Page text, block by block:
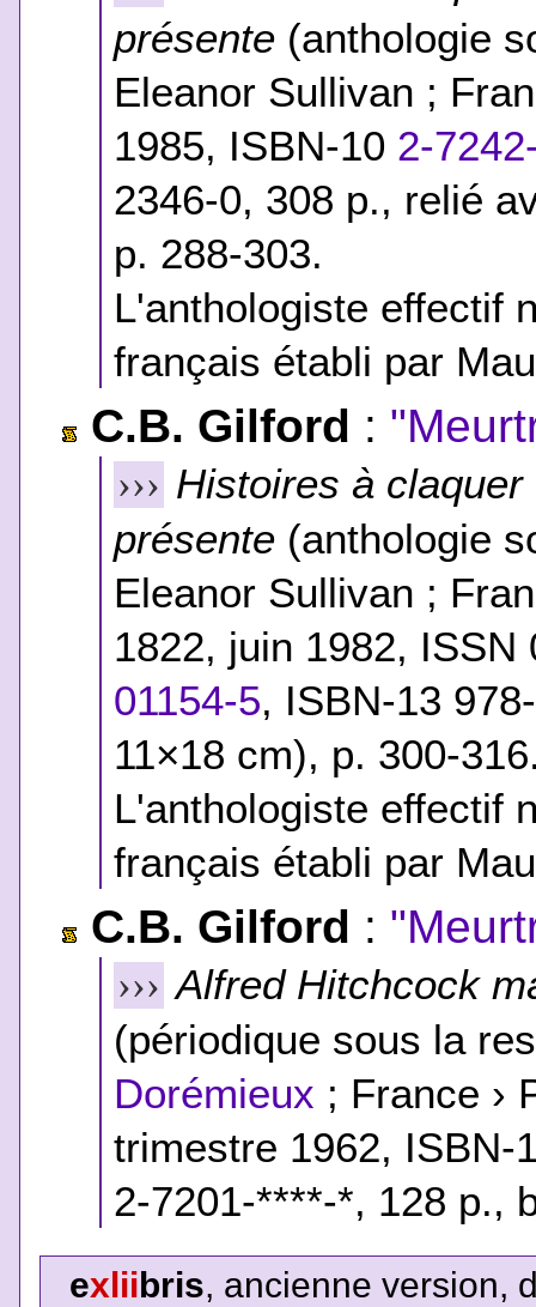
présente (anthologie
Eleanor Sullivan ;
1985, ISBN-10 2-
2346-0, 308 p., relié
p. 288-303.
L'anthologiste effectif
français établi par
C.B. Gilford :
››› Histoires à claquer
présente (anthologie
Eleanor Sullivan ;
1822, juin 1982,
01154-5, ISBN-13
11×18 cm), p. 300-
L'anthologiste effectif
français établi par
C.B. Gilford :
››› Alfred Hitchcock
(périodique sous la
Dorémieux ; France ›
trimestre 1962, ISBN-
2-7201-****-*, 128 p.,
exlii bris, ancienne version,